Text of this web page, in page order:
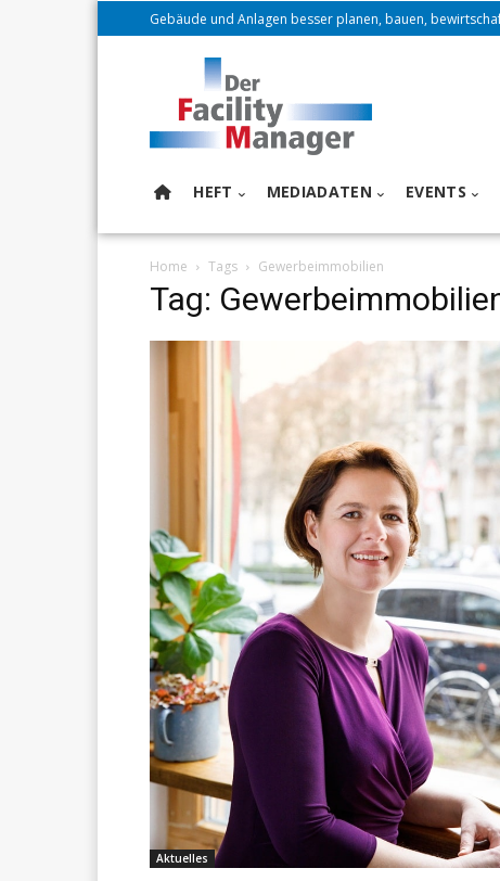
Gebäude und Anlagen besser planen, bauen,
HEFT MEDIADATEN EVENTS
Home Tags Gewerbeimmobilien
Tag:
Aktuelles